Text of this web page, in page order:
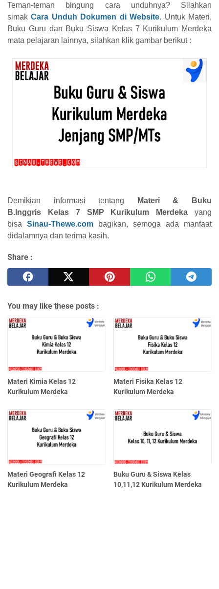
Teman-teman bingung cara unduhnya? Silahkan
simakCara Unduh Dokumen di Website. Untuk Materi,
Buku Guru dan Buku Siswa Kelas 7 Kurikulum Merdeka
mata pelajaran lainnya, silahkan klik gambar berikut :
Demikian informasi tentang
Materi & Buku
B.Inggris Kelas 7 SMP Kurikulum Merdeka yang
bisa Sinau-Thewe.com bagikan, semoga ada manfaat
didalamnya dan terima kasih.
Share :
You may like these posts :
Materi Kimia Kelas 12
Kurikulum Merdeka
Materi Fisika Kelas 12
Kurikulum Merdeka
Materi Geografi Kelas 12
Kurikulum Merdeka
Buku Guru & Siswa Kelas
10,11,12 Kurikulum Merdeka